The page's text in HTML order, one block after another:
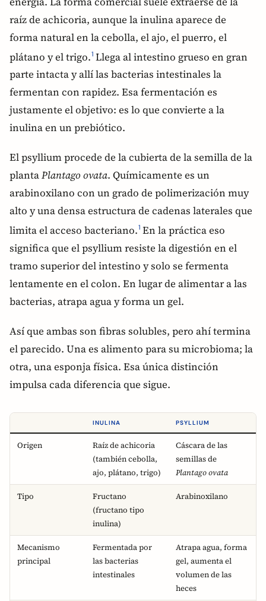
raíz de achicoria, aunque la inulina aparece de
forma natural en la cebolla, el ajo, el puerro, el
plátano y el trigo.1 Llega al intestino grueso en gran
parte intacta y allí las bacterias intestinales la
fermentan con rapidez. Esa fermentación es
justamente el objetivo: es lo que convierte a la
inulina en un prebiótico.
El psyllium procede de la cubierta de la semilla de la
plantaPlantago ovata. Químicamente es un
arabinoxilano con un grado de polimerización muy
alto y una densa estructura de cadenas laterales que
limita el acceso bacteriano.1 En la práctica eso
significa que el psyllium resiste la digestión en el
tramo superior del intestino y solo se fermenta
lentamente en el colon. En lugar de alimentar a las
bacterias, atrapa agua y forma un gel.
Así que ambas son fibras solubles, pero ahí termina
el parecido. Una es alimento para su microbioma; la
otra, una esponja física. Esa única distinción
impulsa cada diferencia que sigue.
INULINA PSYLLIUM
Origen
Raíz de achicoria
(también cebolla,
ajo, plátano, trigo)
Cáscara de las
semillas de
Plantago ovata
Tipo
Fructano
(fructano tipo
inulina)
Arabinoxilano
Mecanismo
principal
Fermentada por
las bacterias
intestinales
Atrapa agua, forma
gel, aumenta el
volumen de las
heces